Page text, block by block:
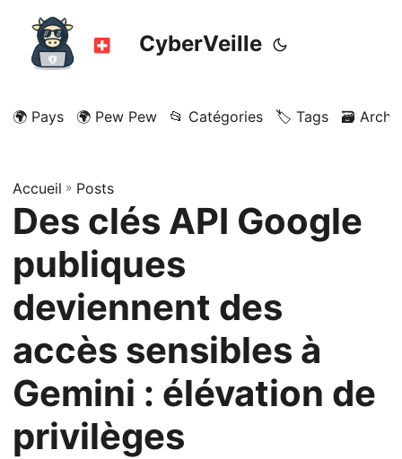
CyberVeille
🌍 Pays 🌍 Pew Pew 📂 Catégories 🏷️ Tags 🗃️
Accueil » Posts
Des clés API Google
publiques
deviennent des
accès sensibles à
Gemini : élévation de
privilèges